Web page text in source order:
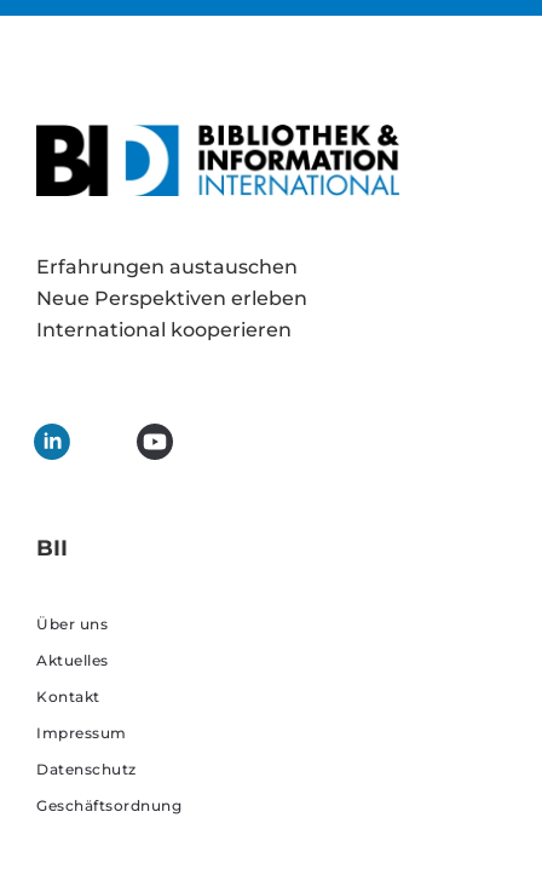
Erfahrungen austauschen
Neue Perspektiven erleben
International kooperieren
BII
Über uns
Aktuelles
Kontakt
Impressum
Datenschutz
Geschäftsordnung